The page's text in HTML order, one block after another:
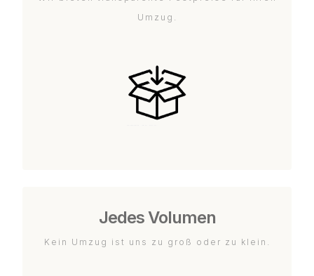
Umzug.
Jedes Volumen
Kein Umzug ist uns zu groß oder zu klein.